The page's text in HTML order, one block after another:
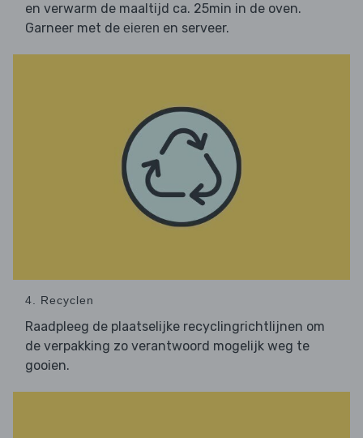
en verwarm de maaltijd ca. 25min in de oven.
Garneer met de eieren en serveer.
4. Recyclen
Raadpleeg de plaatselijke recyclingrichtlijnen om
de verpakking zo verantwoord mogelijk weg te
gooien.